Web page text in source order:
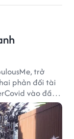
trở
phản đối tài
vào đầu
19 vẫn diễn